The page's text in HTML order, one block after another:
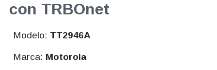
con TRBOnet
Modelo: TT2946A
Marca: Motorola